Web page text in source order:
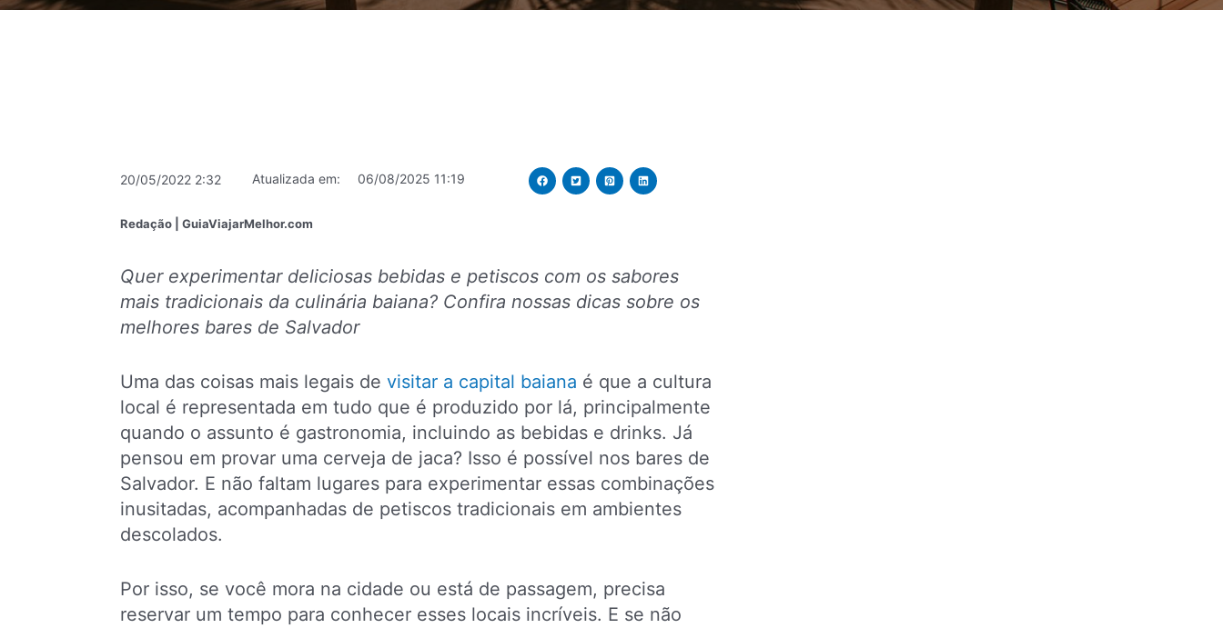
20/05/2022 2:32 Atualizada em: 06/08/2025 11:19
Redação | GuiaViajarMelhor.com
Quer experimentar deliciosas bebidas e petiscos com os sabores
mais tradicionais da culinária baiana? Confira nossas dicas sobre os
melhores bares de Salvador
Uma das coisas mais legais de visitar a capital baiana é que a cultura
local é representada em tudo que é produzido por lá, principalmente
quando o assunto é gastronomia, incluindo as bebidas e drinks. Já
pensou em provar uma cerveja de jaca? Isso é possível nos bares de
Salvador. E não faltam lugares para experimentar essas combinações
inusitadas, acompanhadas de petiscos tradicionais em ambientes
descolados.
Por isso, se você mora na cidade ou está de passagem, precisa
reservar um tempo para conhecer esses locais incríveis. E se não